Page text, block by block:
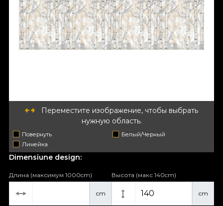
Переместите изображение, чтобы выбрать
нужную область.
Повернуть
Белый/Черный
Линейка
Dimensiune design:
cm
Длина (максимум 1000cm)
cm
Высота (макс 140cm)